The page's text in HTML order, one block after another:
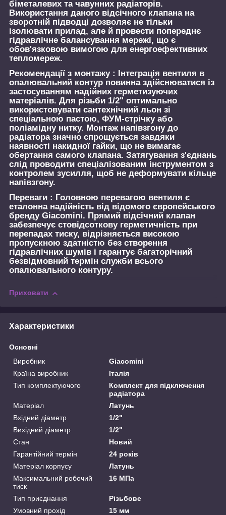
біметалевих та чавунних радіаторів.
Використання даного відсічного клапана на
зворотній підводці дозволяє не тільки
ізолювати прилад, але й провести попереднє
гідравлічне балансування мережі, що є
обов'язковою вимогою для енергоефективних
тепломереж.
Рекомендації з монтажу : Інтеграція вентиля в
опалювальний контур повинна здійснюватися із
застосуванням надійних герметизуючих
матеріалів. Для різьби 1/2" оптимально
використовувати сантехнічний льон зі
спеціальною пастою, ФУМ-стрічку або
поліамідну нитку. Монтаж напівзгону до
радіатора значно спрощується завдяки
наявності накидної гайки, що не вимагає
обертання самого клапана. Затягування з'єднань
слід проводити спеціалізованим інструментом з
контролем зусилля, щоб не деформувати кільце
напівзгону.
Переваги : Головною перевагою вентиля є
еталонна надійність від відомого європейського
бренду Giacomini. Прямий відсічний клапан
забезпечує стовідсоткову герметичність при
перепадах тиску, відрізняється високою
пропускною здатністю без створення
гідравлічних шумів і гарантує багаторічний
безвідмовний термін служби всього
опалювального контуру.
Приховати
Характеристики
Основні
Виробник
Giacomini
Країна виробник
Італія
Тип комплектуючого
Комплект для підключення
радіатора
Матеріал
Латунь
Вхідний діаметр
1/2"
Вихідний діаметр
1/2"
Стан
Новий
Гарантійний термін
24 років
Матеріал корпусу
Латунь
Максимальний робочий
тиск
16 МПа
Тип приєднання
Різьбове
Умовний прохід
15 мм